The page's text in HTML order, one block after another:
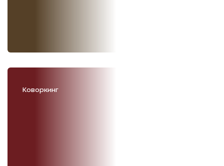
Коворкинг